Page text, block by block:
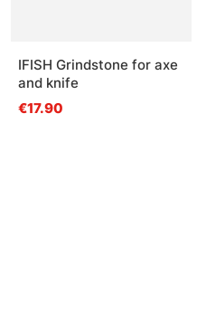
IFISH Grindstone for axe
and knife
€17.90